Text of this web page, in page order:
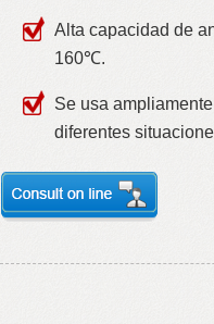
Alta capacidad de
160℃.
Se usa
diferentes